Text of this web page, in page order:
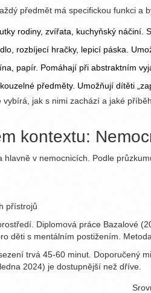
předmět má specifickou funkci
rodiny, zvířata, kuchyňský náčiní.
rozbíjecí hračky, lepicí páska.
papír. Pomáhají při abstraktním
předměty. Umožňují dítěti
jak s nimi zachází a jaké
kontextu:
v nemocnicích. Podle
přístrojů
Diplomová práce Bazalové
děti s mentálním postižením.
trvá 45-60 minut. Doporučený
2024) je dostupnější než dříve.